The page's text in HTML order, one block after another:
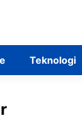
Teknologi